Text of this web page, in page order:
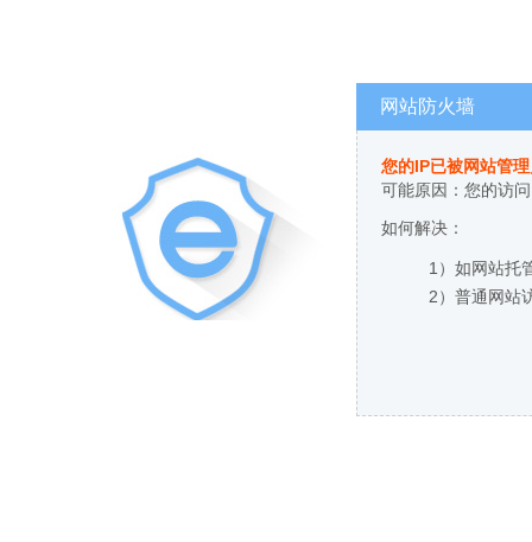
网站防火墙
您的IP已被网站管
可能原因：您的访
如何解决：
1）如网站托
2）普通网站